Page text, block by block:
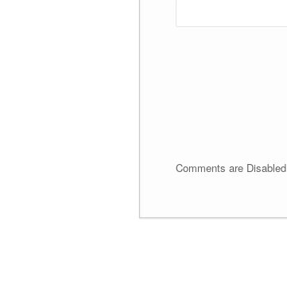
Comments are Disabled